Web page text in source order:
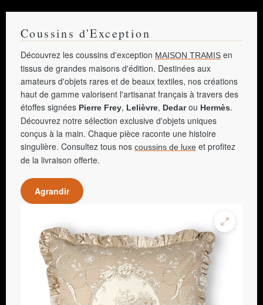
Coussins d'Exception
Découvrez les coussins d'exception MAISON TRAMIS en
tissus de grandes maisons d'édition. Destinées aux
amateurs d'objets rares et de beaux textiles, nos créations
haut de gamme valorisent l'artisanat français à travers des
étoffes signées Pierre Frey, Lelièvre, Dedarou Hermès.
Découvrez notre sélection exclusive d'objets uniques
conçus à la main. Chaque pièce raconte une histoire
singulière. Consultez tous nos coussins de luxe et profitez
de la livraison offerte.
Agrandir